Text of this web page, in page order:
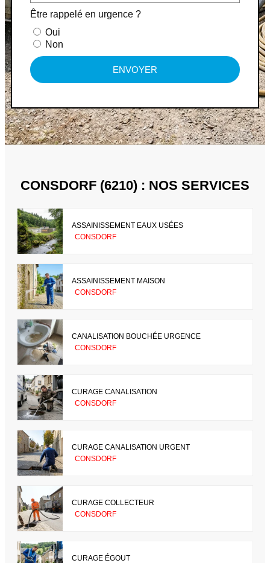
Être rappelé en urgence ?
Oui
Non
ENVOYER
CONSDORF (6210) : NOS SERVICES
ASSAINISSEMENT EAUX USÉES
CONSDORF
ASSAINISSEMENT MAISON
CONSDORF
CANALISATION BOUCHÉE URGENCE
CONSDORF
CURAGE CANALISATION
CONSDORF
CURAGE CANALISATION URGENT
CONSDORF
CURAGE COLLECTEUR
CONSDORF
CURAGE ÉGOUT